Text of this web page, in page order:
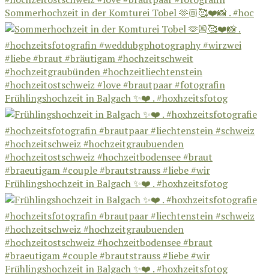
Sommerhochzeit in der Komturei Tobel 🫶🏼🥰❤️📸 . #hoc
Frühlingshochzeit in Balgach ✨❤️ . #hoxhzeitsfotog
Frühlingshochzeit in Balgach ✨❤️ . #hoxhzeitsfotog
Frühlingshochzeit in Balgach ✨❤️ . #hoxhzeitsfotog